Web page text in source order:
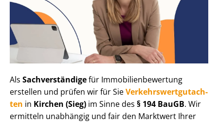
Als Sachverständigefür Im­mo­bi­li­en­be­wer­tung
erstellen und prüfen wir für SieVer­kehrs­wert­gut­ach­
ten in Kirchen (Sieg) im Sinne des § 194 BauGB. Wir
ermitteln unabhängig und fair den Marktwert Ihrer